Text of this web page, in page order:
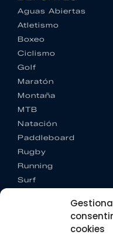
cookies
Aguas Abiertas
Atletismo
Boxeo
Ciclismo
Golf
Maratón
Montaña
MTB
Natación
Paddleboard
Rugby
Running
Surf
CONTACTO